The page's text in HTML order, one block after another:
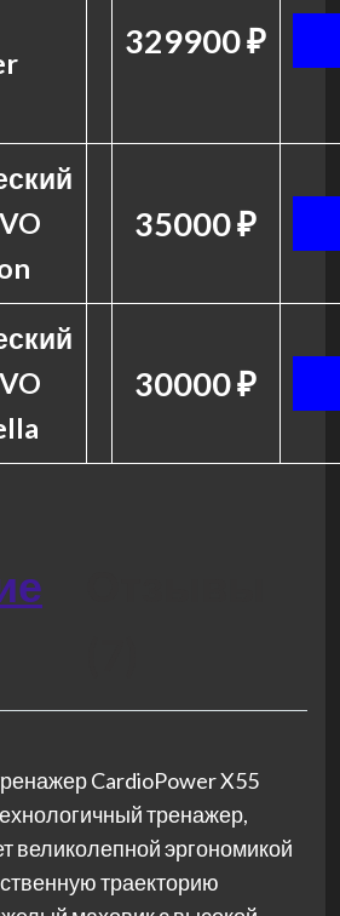
329900 ₽
35000 ₽
30000 ₽
CardioPower X55
тренажер,
великолепной эргономикой
траекторию